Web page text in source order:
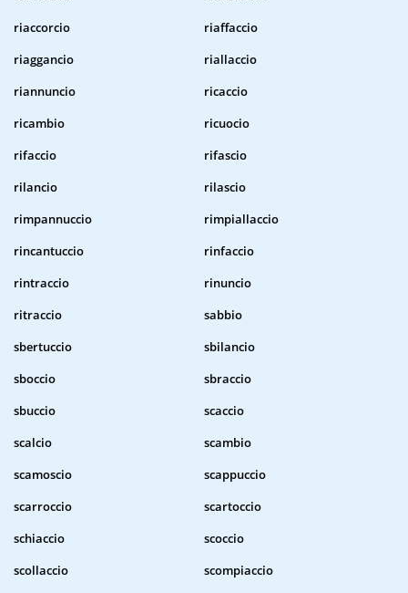
riaccorcio
riaffaccio
riaggancio
riallaccio
riannuncio
ricaccio
ricambio
ricuocio
rifaccio
rifascio
rilancio
rilascio
rimpannuccio
rimpiallaccio
rincantuccio
rinfaccio
rintraccio
rinuncio
ritraccio
sabbio
sbertuccio
sbilancio
sboccio
sbraccio
sbuccio
scaccio
scalcio
scambio
scamoscio
scappuccio
scarroccio
scartoccio
schiaccio
scoccio
scollaccio
scompiaccio